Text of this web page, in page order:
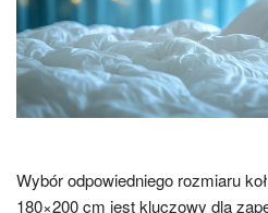
Wybór odpowiedniego rozmiaru
180×200 cm jest kluczowy dla